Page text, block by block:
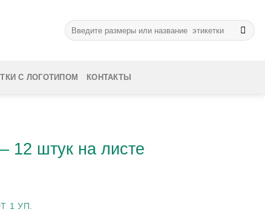
Искать:
С ЛОГОТИПОМ КОНТАКТЫ
12 штук на листе
1 УП.